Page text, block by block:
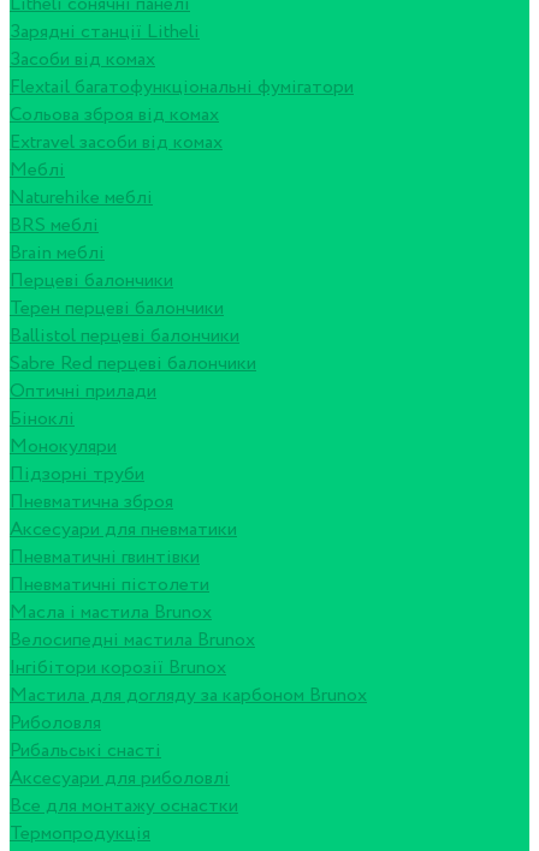
Зарядні станції Litheli
Засоби від комах
Flextail багатофункціональні фумігатори
Сольова зброя від комах
Extravel засоби від комах
Меблі
Naturehike меблі
BRS меблі
Brain меблі
Перцеві балончики
Терен перцеві балончики
Ballistol перцеві балончики
Sabre Red перцеві балончики
Оптичні прилади
Біноклі
Монокуляри
Підзорні труби
Пневматична зброя
Аксесуари для пневматики
Пневматичні гвинтівки
Пневматичні пістолети
Масла і мастила Brunox
Велосипедні мастила Brunox
Інгібітори корозії Brunox
Мастила для догляду за карбоном Brunox
Риболовля
Рибальські снасті
Аксесуари для риболовлі
Все для монтажу оснастки
Термопродукція